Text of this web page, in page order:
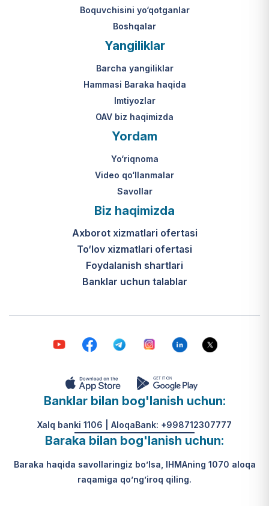
Boquvchisini yo‘qotganlar
Boshqalar
Yangiliklar
Barcha yangiliklar
Hammasi Baraka haqida
Imtiyozlar
OAV biz haqimizda
Yordam
Yo‘riqnoma
Video qo‘llanmalar
Savollar
Biz haqimizda
Axborot xizmatlari ofertasi
To‘lov xizmatlari ofertasi
Foydalanish shartlari
Banklar uchun talablar
Banklar bilan bog'lanish uchun:
Xalq banki 1106 | AloqaBank: +998712307777
Baraka bilan bog'lanish uchun:
Baraka haqida savollaringiz bo’lsa, IHMAning 1070 aloqa
raqamiga qo’ng’iroq qiling.